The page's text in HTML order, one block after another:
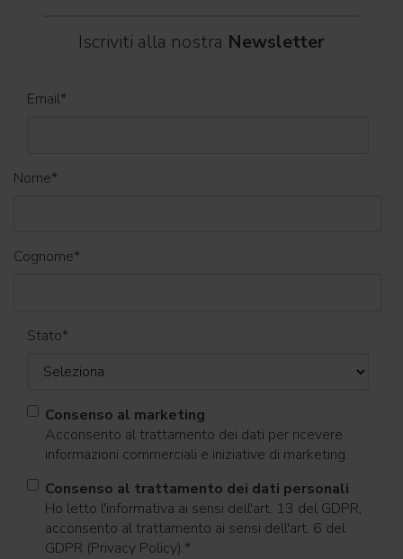
Iscriviti alla nostra Newsletter
Email*
Nome*
Cognome*
Stato*
Consenso al marketing
Acconsento al trattamento dei dati per ricevere
informazioni commerciali e iniziative di marketing.
Consenso al trattamento dei dati personali
Ho letto l'informativa ai sensi dell'art. 13 del GDPR;
acconsento al trattamento ai sensi dell'art. 6 del
GDPR (Privacy Policy).*